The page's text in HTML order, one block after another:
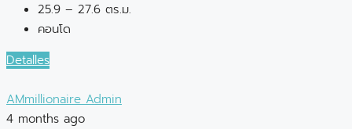
25.9 – 27.6 ตร.ม.
คอนโด
Detalles
AMmillionaire Admin
4 months ago